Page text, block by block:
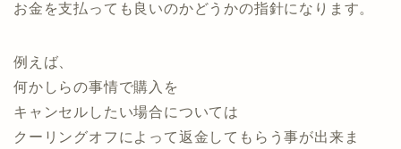
お金を支払っても良いのかどうかの指針になります。
例えば、
何かしらの事情で購入を
キャンセルしたい場合については
クーリングオフによって返金してもらう事が出来ま